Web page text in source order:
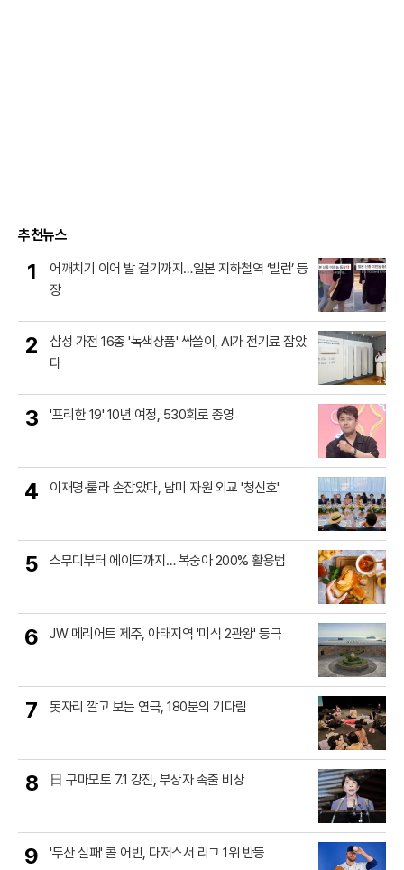
추천뉴스
1
어깨치기 이어 발 걸기까지…일본 지하철역 ‘빌런’ 등
장
2
삼성 가전 16종 '녹색상품' 싹쓸이, AI가 전기료 잡았
다
3 '프리한 19' 10년 여정, 530회로 종영
4 이재명·룰라 손잡았다, 남미 자원 외교 '청신호'
5 스무디부터 에이드까지… 복숭아 200% 활용법
6 JW 메리어트 제주, 아태지역 '미식 2관왕' 등극
7 돗자리 깔고 보는 연극, 180분의 기다림
8 日 구마모토 7.1 강진, 부상자 속출 비상
9 '두산 실패' 콜 어빈, 다저스서 리그 1위 반등